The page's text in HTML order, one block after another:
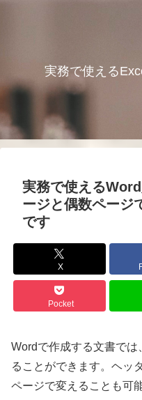
実務で使える
実務で使える
ージと偶数ページ
です
X
Pocket
Wordで作成する文書で
ることができます。ヘッ
ページで変えることも可